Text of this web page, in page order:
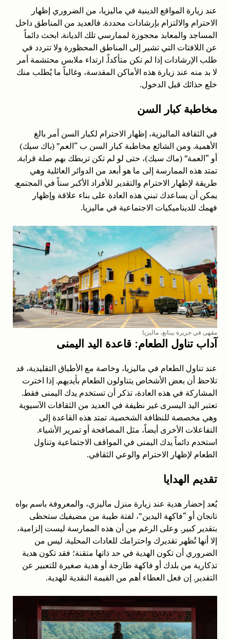
عند زيارة المواقع الدينية في ماليزيا، من الضروري إظهار
الاحترام والالتزام بإرشادات محددة. فالعديد من المناطق داخل
المساجد والمعابد محجوزة لممارسي تلك الديانة. ابحث دائماً
عن اللافتات التي تشير إلى المناطق المحظورة ولا تتردد في
طلب الإرشادات إذا لم تكن متأكداً. ارتداء ملابس محتشمة أمر
لا بد منه عند زيارة هذه الأماكن المقدسة، وغالباً ما يُطلب منك
خلع حذائك قبل الدخول.
مخاطبة كبار السن
في الثقافة الماليزية، إظهار الاحترام لكبار السن أمر بالغ
الأهمية. ومن الشائع مخاطبة كبار السن ب “العم” (باك سيك)
أو “العمة” (ماك سيك)، حتى لو لم تكن تربطك بهم صلة قرابة.
تمتد هذه الممارسة إلى ما هو أبعد من الدوائر العائلية وهي
طريقة لإظهار الاحترام والتقدير للأفراد الأكبر سناً في المجتمع.
يمكن أن يساعدك تبني هذه العادة على بناء علاقة وإظهار
فهمك للديناميكيات الاجتماعية في ماليزيا.
مقهى في جزيرة بينانغ، ماليزيا
آداب تناول الطعام: قاعدة اليد اليمنى
عند تناول الطعام في ماليزيا، وخاصة مع الأطباق التقليدية، قد
تلاحظ أن بعض الأشخاص يتناولون الطعام بأيديهم. إذا اخترت
المشاركة في هذه العادة، تذكر أن تستخدم يدك اليمنى فقط.
تعتبر اليد اليسرى غير نظيفة في العديد من الثقافات الآسيوية
وهي مخصصة للنظافة الشخصية. تمتد هذه القاعدة إلى
التفاعلات الأخرى أيضاً، مثل المصافحة أو تمرير الأشياء.
استخدم دائماً يدك اليمنى في المواقف الاجتماعية وتناول
الطعام لإظهار الاحترام والوعي الثقافي.
تقديم الهدايا
يُعد إحضار هدية عند زيارة منزل ماليزي، والمعروفة باسم بواه
تانجان أو “فاكهة اليدين”، لفتة طيبة من مضيفيك ستحظى
بتقدير كبير. وعلى الرغم من أن هذه الممارسة ليست إلزامية،
إلا أنها تُظهر تقديرك واحترامك للعادات المحلية. ليس من
الضروري أن تكون الهدية في حد ذاتها متقنة؛ فقد تكون هدية
تذكارية من بلدك أو فاكهة طازجة أو هدية صغيرة للتعبير عن
التقدير. إن فعل العطاء أهم من القيمة النقدية للهدية.